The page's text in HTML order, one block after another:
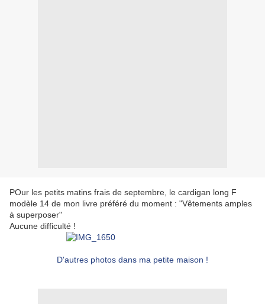
POur les petits matins frais de septembre, le cardigan long F
modèle 14 de mon livre préféré du moment : "Vêtements amples
à superposer"
Aucune difficulté !
D'autres photos dans ma petite maison !